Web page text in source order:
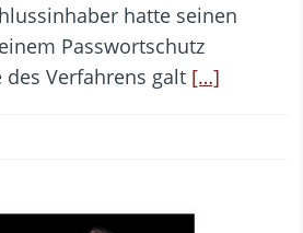
hatte seinen
Passwortschutz
des Verfahrens galt […]